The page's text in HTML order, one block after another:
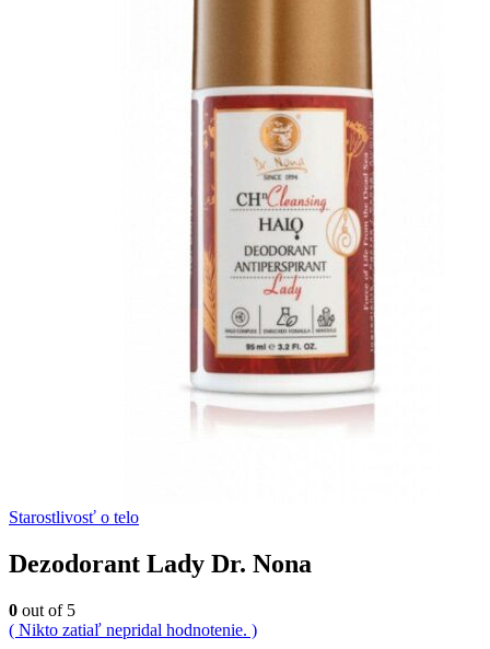
Starostlivosť o telo
Dezodorant Lady Dr. Nona
0 out of 5
( Nikto zatiaľ nepridal hodnotenie. )